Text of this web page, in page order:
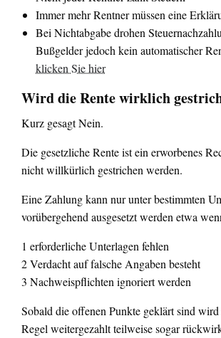
Immer mehr Rentner müssen eine
Bei Nichtabgabe drohen
Bußgelder jedoch kein automatischer
klicken Sie hier
Wird die Rente wirklich
Kurz gesagt Nein.
Die gesetzliche Rente ist ein erworbenes
nicht willkürlich gestrichen werden.
Eine Zahlung kann nur unter bestimmten
vorübergehend ausgesetzt werden etwa
1 erforderliche Unterlagen fehlen
2 Verdacht auf falsche Angaben besteht
3 Nachweispflichten ignoriert werden
Sobald die offenen Punkte geklärt sind
Regel weitergezahlt teilweise sogar